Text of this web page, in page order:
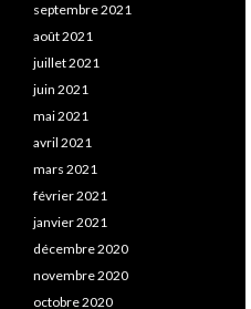
septembre 2021
août 2021
juillet 2021
juin 2021
mai 2021
avril 2021
mars 2021
février 2021
janvier 2021
décembre 2020
novembre 2020
octobre 2020